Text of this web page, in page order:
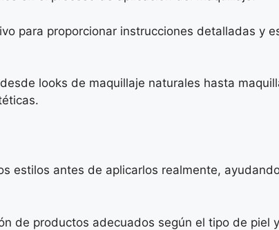
para proporcionar instrucciones detalladas y
looks de maquillaje naturales hasta
estilos antes de aplicarlos realmente,
de productos adecuados según el tipo de piel